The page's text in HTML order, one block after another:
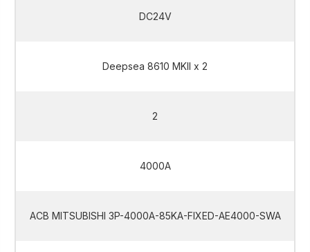
DC24V
Deepsea 8610 MKII x 2
2
4000A
ACB MITSUBISHI 3P-4000A-85KA-FIXED-AE4000-SWA